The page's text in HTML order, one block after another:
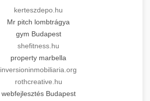
kerteszdepo.hu
Mr pitch lombtrágya
gym Budapest
shefitness.hu
property marbella
inversioninmobiliaria.org
rothcreative.hu
webfejlesztés Budapest